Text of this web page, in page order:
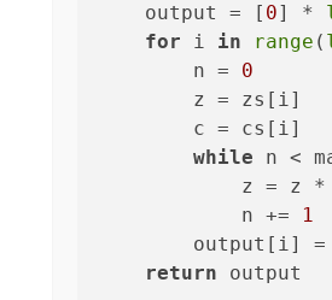
    output = [
0] *
for i in range (
        n =
0
        z = zs[i]
        c = cs[i]
while n <
z = z *
            n +=
1
output[i] =
return